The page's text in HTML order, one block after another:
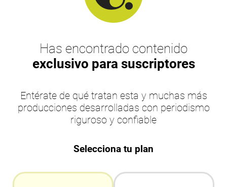
Has encontrado contenido
exclusivo para suscriptores
Entérate de qué tratan esta y muchas más
producciones desarrolladas con periodismo
riguroso y confiable
Selecciona tu plan